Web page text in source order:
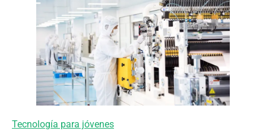
Tecnología para jóvenes